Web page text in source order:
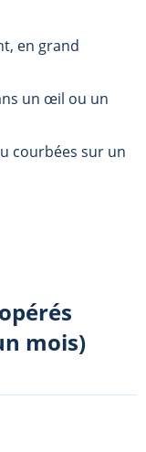
en grand
un œil ou un
courbées sur un
mois)